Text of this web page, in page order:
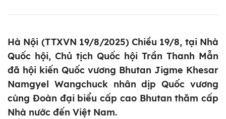
Hà Nội (TTXVN 19/8/2025) Chiều 19/8, tại Nhà
Quốc hội, Chủ tịch Quốc hội Trần Thanh Mẫn
đã hội kiến Quốc vương Bhutan Jigme Khesar
Namgyel Wangchuck nhân dịp Quốc vương
cùng Đoàn đại biểu cấp cao Bhutan thăm cấp
Nhà nước đến Việt Nam.